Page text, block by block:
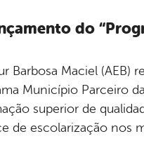
do
Barbosa Maciel (AEB)
Município Parceiro
superior de
de escolarização nos